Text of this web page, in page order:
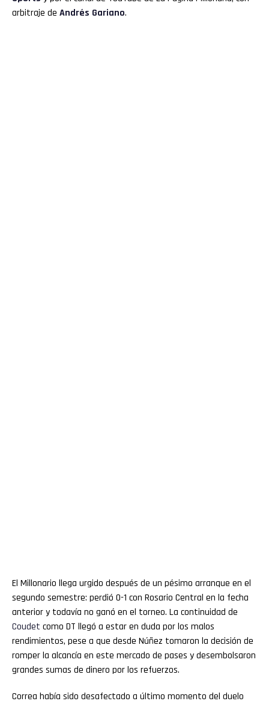
arbitraje de Andrés Gariano.
El Millonario llega urgido después de un pésimo arranque en el
segundo semestre: perdió 0-1 con Rosario Central en la fecha
anterior y todavía no ganó en el torneo. La continuidad de
Coudet como DT llegó a estar en duda por los malos
rendimientos, pese a que desde Núñez tomaron la decisión de
romper la alcancía en este mercado de pases y desembolsaron
grandes sumas de dinero por los refuerzos.
Correa había sido desafectado a último momento del duelo